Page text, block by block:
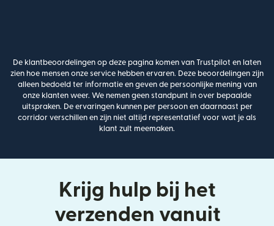
De klantbeoordelingen op deze pagina komen van Trustpilot en laten
zien hoe mensen onze service hebben ervaren. Deze beoordelingen zijn
alleen bedoeld ter informatie en geven de persoonlijke mening van
onze klanten weer. We nemen geen standpunt in over bepaalde
uitspraken. De ervaringen kunnen per persoon en daarnaast per
corridor verschillen en zijn niet altijd representatief voor wat je als
klant zult meemaken.
Krijg hulp bij het
verzenden vanuit